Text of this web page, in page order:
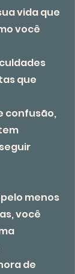
vida que
você
que
confusão,
menos
você
de